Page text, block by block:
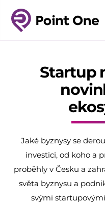
Startup
Jaké byznysy se
investici, od koho a
proběhly v Česku a
světa byznysu a
svými